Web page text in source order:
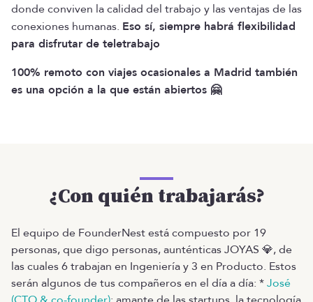
donde conviven la calidad del trabajo y las ventajas de las
conexiones humanas. Eso sí, siempre habrá flexibilidad
para disfrutar de teletrabajo
100% remoto con viajes ocasionales a Madrid también
es una opción a la que están abiertos 🤗
¿Con quién trabajarás?
El equipo de FounderNest está compuesto por 19
personas, que digo personas, aunténticas JOYAS 💎, de
las cuales 6 trabajan en Ingeniería y 3 en Producto. Estos
serán algunos de tus compañeros en el día a día: *José